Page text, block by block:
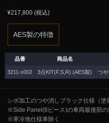
¥217,800 (税込)
AES製の特徴
品番 商品名
3211-s002 3点KIT(F,S,R) (AES製) つ
シボ加工のつや消しブラック仕様（塗
※Side Panel(8ピース)の車両最後部の
※寒冷地仕様車除く